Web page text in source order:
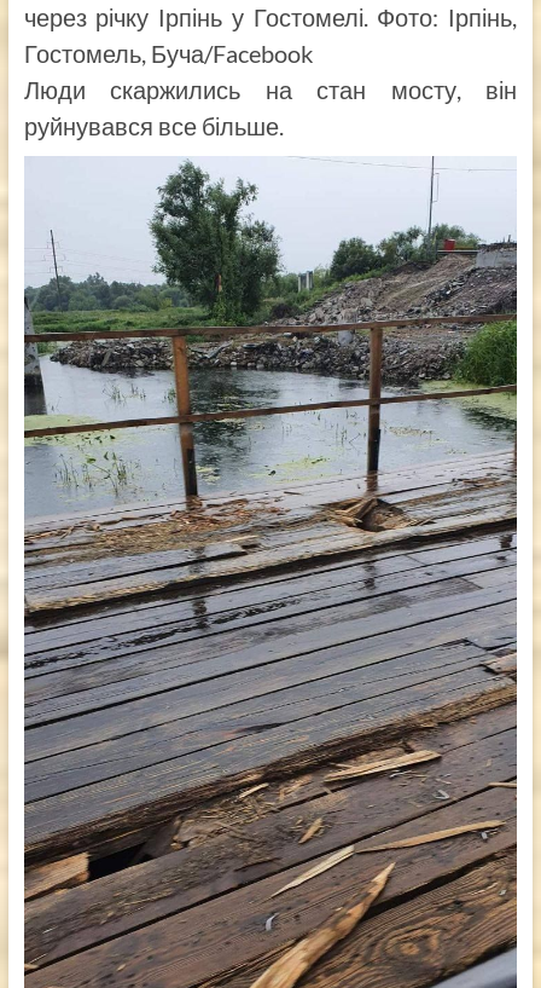
через річку Ірпінь у Гостомелі. Фото: Ірпінь,
Гостомель, Буча/Facebook
Люди скаржились на стан мосту, він
руйнувався все більше.